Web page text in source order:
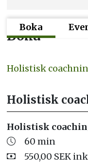
Boka
Boka
Holistisk
Holistisk
Holistisk
60 min
550,00 SEK